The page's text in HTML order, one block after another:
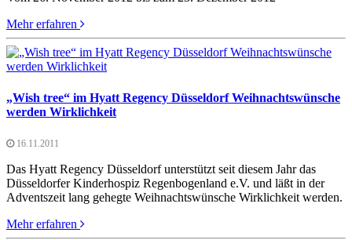
Mehr erfahren
„Wish tree“ im Hyatt Regency Düsseldorf Weihnachtswünsche
werden Wirklichkeit
16.11.2011
Das Hyatt Regency Düsseldorf unterstützt seit diesem Jahr das
Düsseldorfer Kinderhospiz Regenbogenland e.V. und läßt in der
Adventszeit lang gehegte Weihnachtswünsche Wirklichkeit werden.
Mehr erfahren